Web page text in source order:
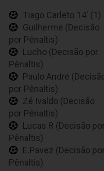
Tiago Carleto 14' (1)
Guilherme (Decisão
por Pênaltis)
Lucho (Decisão por
Pênaltis)
Paulo André
por Pênaltis)
Zé Ivaldo (Decisão
por Pênaltis)
Lucas R (Decisão por
Pênaltis)
E.Pavez (Decisão por
Pênaltis)